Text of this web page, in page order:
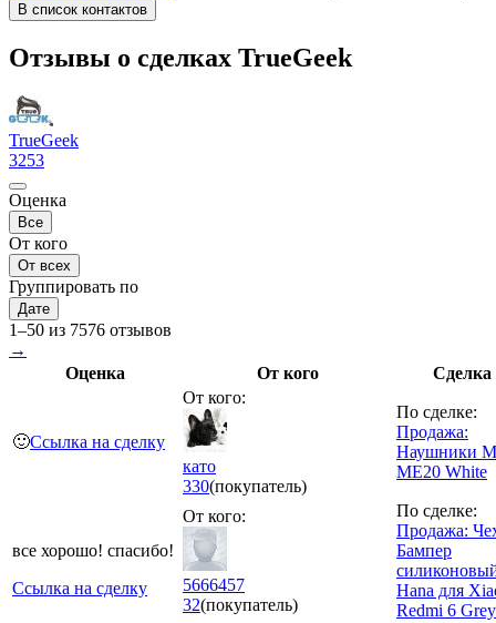
В список контактов
Отзывы о сделках TrueGeek
TrueGeek
3253
Оценка
Все
От кого
От всех
Группировать по
Дате
1–50 из 7576 отзывов
→
Оценка
От кого Сделка
🙂Ссылка на сделку
От кого:
като
330(покупатель)
По сделке:
Продажа:
Наушники
ME20 White
все хорошо! спасибо!
Ссылка на сделку
От кого:
5666457
32(покупатель)
По сделке:
Продажа:
Бампер
Hana для
Redmi 6 Grey